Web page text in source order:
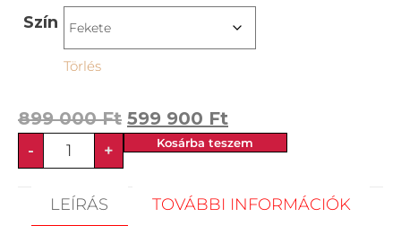
Szín
Törlés
899 000Ft 599 900 Ft
- + Kosárba teszem
LEÍRÁS TOVÁBBI INFORMÁCIÓK